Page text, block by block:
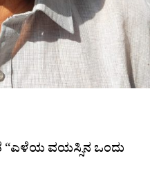
“ಎಳೆಯ ವಯಸ್ಸಿನ ಒಂದು